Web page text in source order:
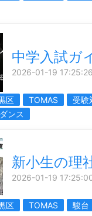
中学入試ガ
2026-01-19 17:25:26
区 TOMAS
受験
ンス
新小生の理
2026-01-19
区 TOMAS 駿台